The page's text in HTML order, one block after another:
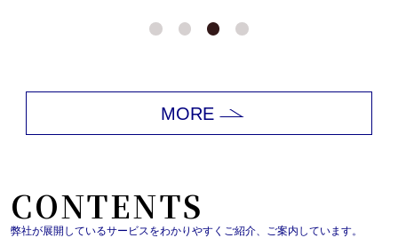
MORE
CONTENTS
弊社が展開しているサービスをわかりやすくご紹介、ご案内しています。